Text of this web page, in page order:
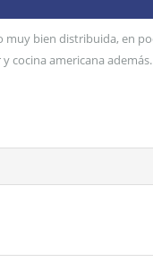
bien distribuida, en
cocina americana